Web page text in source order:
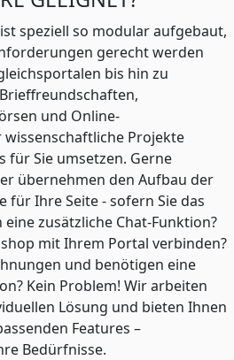
speziell so modular aufgebaut,
gerecht werden
bis hin zu
und Online-
Projekte
für Sie umsetzen. Gerne
übernehmen den Aufbau der
Ihre Seite - sofern Sie das
zusätzliche Chat-Funktion?
mit Ihrem Portal verbinden?
und benötigen eine
Kein Problem! Wir arbeiten
Lösung und bieten Ihnen
Features –
Bedürfnisse.